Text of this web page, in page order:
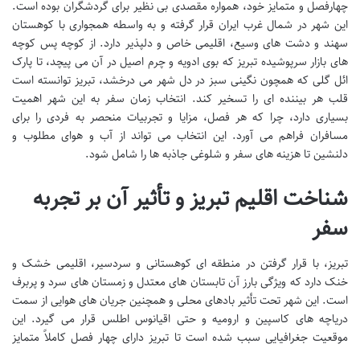
چهارفصل و متمایز خود، همواره مقصدی بی نظیر برای گردشگران بوده است.
این شهر در شمال غرب ایران قرار گرفته و به واسطه همجواری با کوهستان
سهند و دشت های وسیع، اقلیمی خاص و دلپذیر دارد. از کوچه پس کوچه
های بازار سرپوشیده تبریز که بوی ادویه و چرم اصیل در آن می پیچد، تا پارک
ائل گلی که همچون نگینی سبز در دل شهر می درخشد، تبریز توانسته است
قلب هر بیننده ای را تسخیر کند. انتخاب زمان سفر به این شهر اهمیت
بسیاری دارد، چرا که هر فصل، مزایا و تجربیات منحصر به فردی را برای
مسافران فراهم می آورد. این انتخاب می تواند از آب و هوای مطلوب و
دلنشین تا هزینه های سفر و شلوغی جاذبه ها را شامل شود.
شناخت اقلیم تبریز و تأثیر آن بر تجربه
سفر
تبریز، با قرار گرفتن در منطقه ای کوهستانی و سردسیر، اقلیمی خشک و
خنک دارد که ویژگی بارز آن تابستان های معتدل و زمستان های سرد و پربرف
است. این شهر تحت تأثیر بادهای محلی و همچنین جریان های هوایی از سمت
دریاچه های کاسپین و ارومیه و حتی اقیانوس اطلس قرار می گیرد. این
موقعیت جغرافیایی سبب شده است تا تبریز دارای چهار فصل کاملاً متمایز